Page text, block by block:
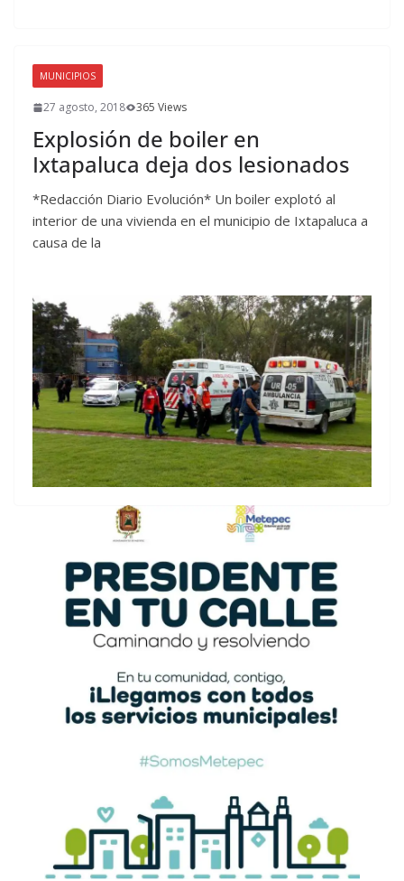
MUNICIPIOS
27 agosto, 2018 365 Views
Explosión de boiler en
Ixtapaluca deja dos lesionados
*Redacción Diario Evolución* Un boiler explotó al
interior de una vivienda en el municipio de Ixtapaluca a
causa de la